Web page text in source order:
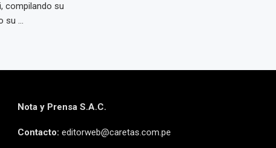
compilando su
su ...
Nota y Prensa S.A.C.
Contacto: editorweb@caretas.com.pe